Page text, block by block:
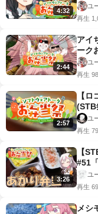
4:32
ネゾ
ユ
再生
2:44
アイ
ーク
ユ
再生
2:57
【
(STB
ユ
再生
3:26
【
#51
ユ
再生
メシ